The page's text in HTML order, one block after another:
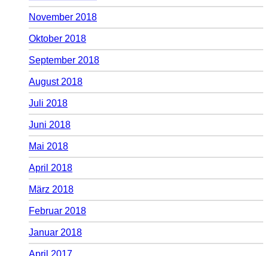
November 2018
Oktober 2018
September 2018
August 2018
Juli 2018
Juni 2018
Mai 2018
April 2018
März 2018
Februar 2018
Januar 2018
April 2017